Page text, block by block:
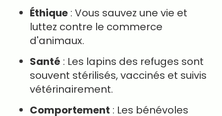
Éthique : Vous sauvez une vie et
luttez contre le commerce
d'animaux.
Santé : Les lapins des refuges sont
souvent stérilisés, vaccinés et suivis
vétérinairement.
Comportement : Les bénévoles